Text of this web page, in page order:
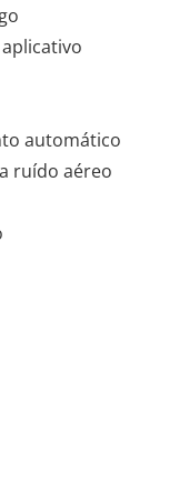
automático
ruído aéreo